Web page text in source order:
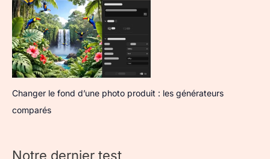
Changer le fond d’une photo produit : les générateurs
comparés
Notre dernier test